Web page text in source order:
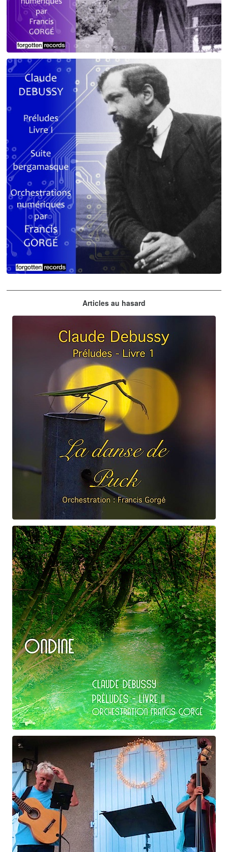
Debussy - Schmitt - Ravel
orchestrations numériques par Francis Gorgé
Articles au hasard
Claude Debussy
La danse de Puck
Claude Debussy
Ondine